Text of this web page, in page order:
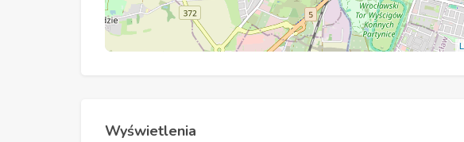
Wyświetlenia